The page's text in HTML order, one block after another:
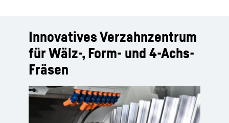
Innovatives Verzahnzentrum
für Wälz-, Form- und 4-Achs-
Fräsen